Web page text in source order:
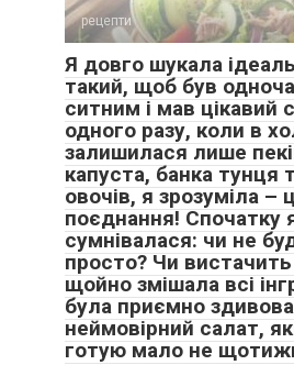
рецепти
Я довго шукала
такий, щоб був
ситним і мав цікавий
одного разу, коли в
залишилася лише
капуста, банка тунця
овочів, я зрозуміла –
поєднання! Спочатку
сумнівалася: чи не
просто? Чи
щойно змішала всі
була приємно
неймовірний салат,
готую мало не